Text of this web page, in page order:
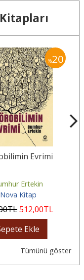
Hayır Deme Cesareti
Vanessa Patrick
Nova Kitap
280,00TL224,00
Sepete Ekle
Tümünü göster